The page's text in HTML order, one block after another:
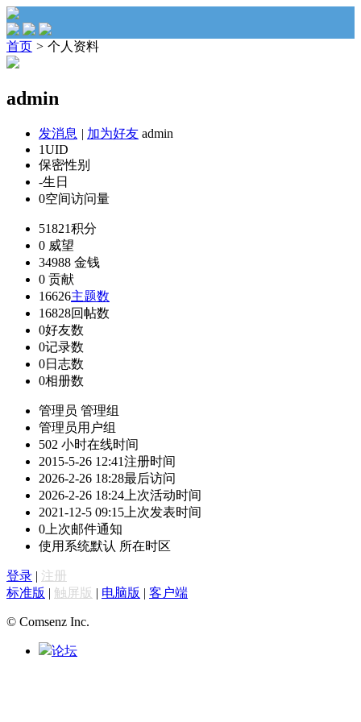
首页 > 个人资料
admin
发消息 | 加为好友 admin
1UID
保密性别
-生日
0空间访问量
51821积分
0 威望
34988 金钱
0 贡献
16626主题数
16828回帖数
0好友数
0记录数
0日志数
0相册数
管理员 管理组
管理员用户组
502 小时在线时间
2015-5-26 12:41注册时间
2026-2-26 18:28最后访问
2026-2-26 18:24 上次活动时间
2021-12-5 09:15 上次发表时间
0 上次邮件通知
使用系统默认 所在时区
登录 | 注册
标准版 | 触屏版 | 电脑版 | 客户端
© Comsenz Inc.
论坛